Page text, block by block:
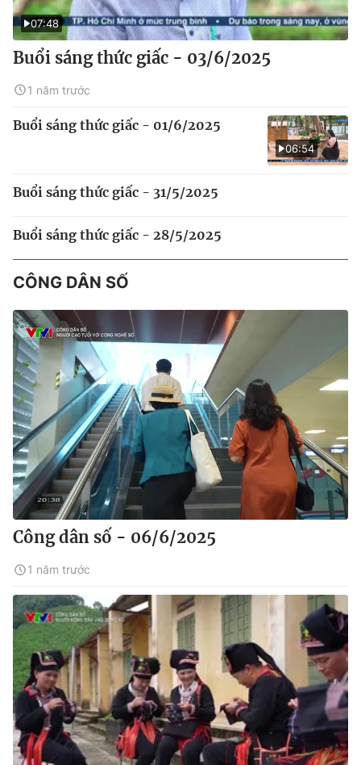
07:48
Buổi sáng thức giấc - 03/6/2025
1 năm trước
06:54
Buổi sáng thức giấc - 01/6/2025
Buổi sáng thức giấc - 31/5/2025
Buổi sáng thức giấc - 28/5/2025
CÔNG DÂN SỐ
Công dân số - 06/6/2025
1 năm trước